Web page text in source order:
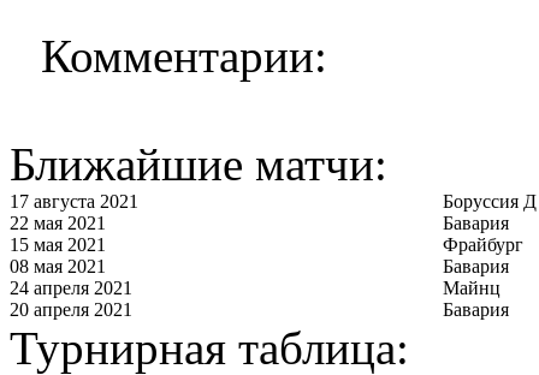
Комментарии:
Ближайшие матчи:
17 августа 2021
Боруссия Д
22 мая 2021
Бавария
15 мая 2021
Фрайбург
08 мая 2021
Бавария
24 апреля 2021
Майнц
20 апреля 2021
Бавария
Турнирная таблица: